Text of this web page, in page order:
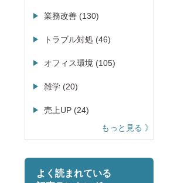
業務改善 (130)
トラブル対処 (46)
オフィス環境 (105)
雑学 (20)
売上UP (24)
もっと見る
よく読まれている